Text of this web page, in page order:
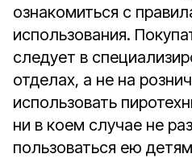
ознакомиться с
использования.
следует в
отделах, а не на
использовать
ни в коем случае не
пользоваться ею